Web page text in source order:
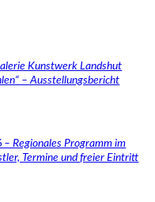
Kunstwerk Landshut
– Ausstellungsbericht
Regionales Programm im
Termine und freier Eintritt